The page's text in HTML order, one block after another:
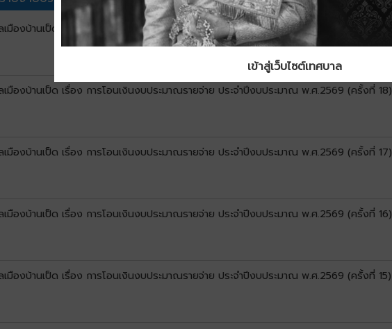
เมืองบ้านเป็ด เรื่อง การโอนเงินงบประมาณรายจ่าย ประจำปีงบประมาณ พ.ศ.2569 (ครั้งที่ 19)
เมืองบ้านเป็ด เรื่อง การโอนเงินงบประมาณรายจ่าย ประจำปีงบประมาณ พ.ศ.2569 (ครั้งที่ 18)
เมืองบ้านเป็ด เรื่อง การโอนเงินงบประมาณรายจ่าย ประจำปีงบประมาณ พ.ศ.2569 (ครั้งที่ 17)
เมืองบ้านเป็ด เรื่อง การโอนเงินงบประมาณรายจ่าย ประจำปีงบประมาณ พ.ศ.2569 (ครั้งที่ 16)
เมืองบ้านเป็ด เรื่อง การโอนเงินงบประมาณรายจ่าย ประจำปีงบประมาณ พ.ศ.2569 (ครั้งที่ 15)
เข้าสู่เว็บไซต์เทศบาล